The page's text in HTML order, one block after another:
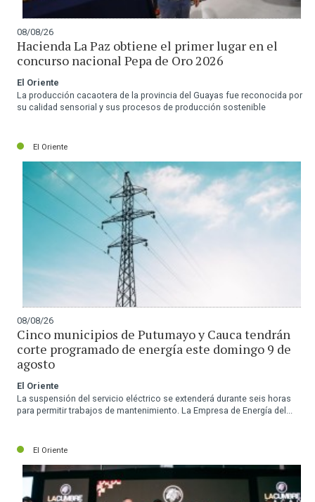
08/08/26
Hacienda La Paz obtiene el primer lugar en el
concurso nacional Pepa de Oro 2026
El Oriente
La producción cacaotera de la provincia del Guayas fue reconocida por
su calidad sensorial y sus procesos de producción sostenible
El Oriente
08/08/26
Cinco municipios de Putumayo y Cauca tendrán
corte programado de energía este domingo 9 de
agosto
El Oriente
La suspensión del servicio eléctrico se extenderá durante seis horas
para permitir trabajos de mantenimiento. La Empresa de Energía del...
El Oriente